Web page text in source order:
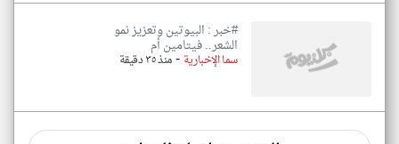
#خبر : البيوتين وتعزيز نمو
الشعر.. فيتامين أم
سما الإخبارية -منذ ٣٥ دقيقة